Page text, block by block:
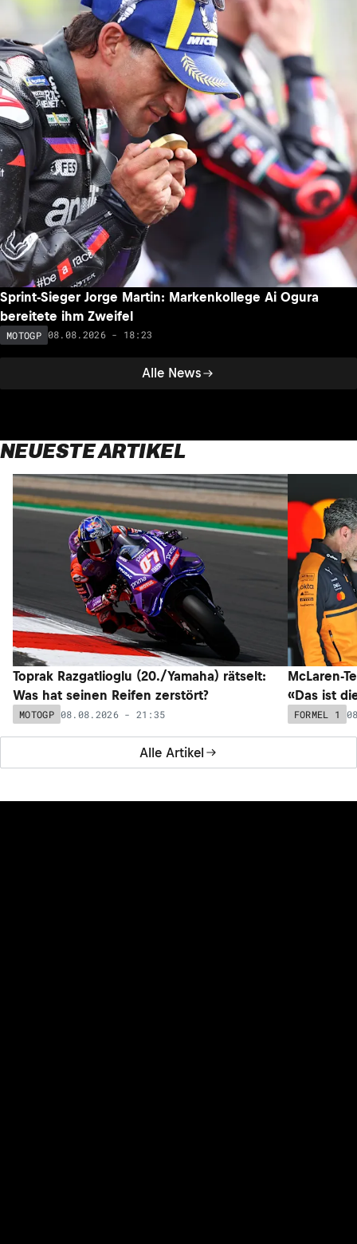
Alle News
Sprint-Sieger Jorge Martin: Markenkollege Ai Ogura
bereitete ihm Zweifel
MOTOGP 08.08.2026 - 18:23
NEUESTE ARTIKEL
Alle Artikel
Toprak Razgatlioglu (20./Yamaha) rätselt:
Was hat seinen Reifen zerstört?
MOTOGP 08.08.2026 - 21:35
McLaren-
«Das ist
FORMEL 1